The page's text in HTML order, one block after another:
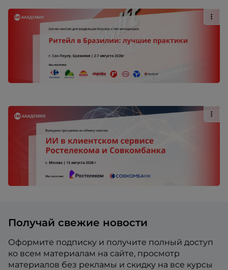
Получай свежие новости
Оформите подписку и получите полный доступ
ко всем материалам на сайте, просмотр
материалов без рекламы и скидку на все курсы